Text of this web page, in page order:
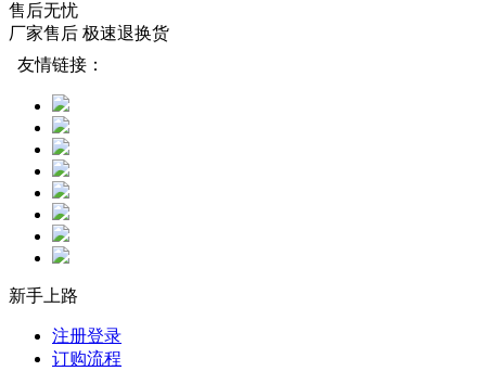
售后无忧
厂家售后 极速退换货
友情链接：
新手上路
注册登录
订购流程